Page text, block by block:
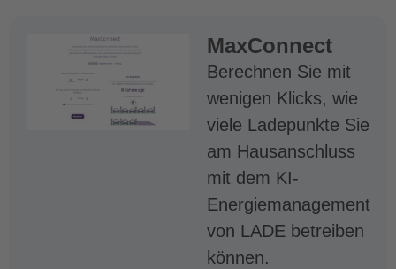
MaxConnect
Berechnen Sie mit
wenigen Klicks, wie
viele Ladepunkte Sie
am Hausanschluss
mit dem KI-
Energiemanagement
von LADE betreiben
können.